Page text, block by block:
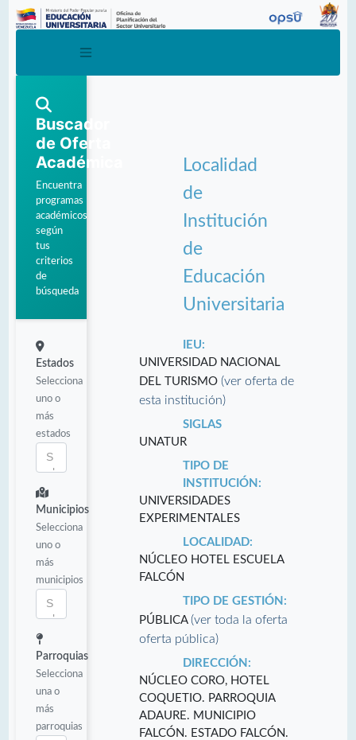
Buscador
de Oferta
Académica
Encuentra
programas
académicos
según
tus
criterios
de
búsqueda
Estados
Selecciona
uno o
más
estados
Municipios
Selecciona
uno o
más
municipios
Parroquias
Selecciona
una o
más
parroquias
Localidad
de
Institución
de
Educación
Universitaria
IEU:
UNIVERSIDAD NACIONAL
DEL TURISMO (ver oferta de
esta institución)
SIGLAS
UNATUR
TIPO DE
INSTITUCIÓN:
UNIVERSIDADES
EXPERIMENTALES
LOCALIDAD:
NÚCLEO HOTEL ESCUELA
FALCÓN
TIPO DE GESTIÓN:
PÚBLICA (ver toda la oferta
oferta pública)
DIRECCIÓN:
NÚCLEO CORO, HOTEL
COQUETIO. PARROQUIA
ADAURE. MUNICIPIO
FALCÓN. ESTADO FALCÓN.